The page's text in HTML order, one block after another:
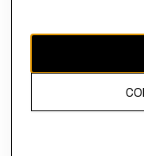
El contenido de esta